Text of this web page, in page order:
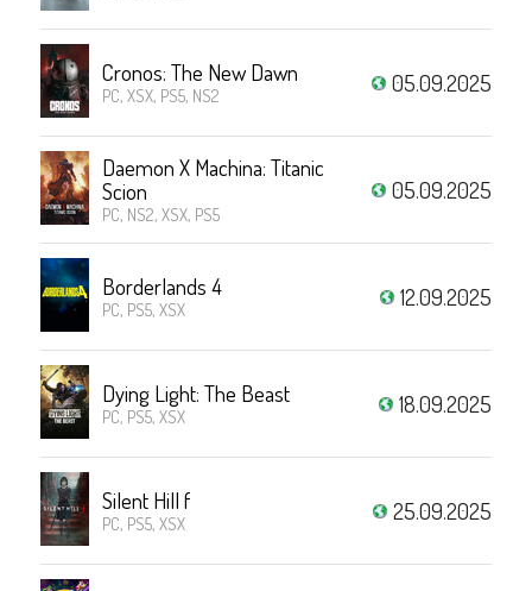
Cronos: The New Dawn
PC, XSX, PS5, NS2 05.09.2025
Daemon X Machina: Titanic
Scion
PC, NS2, XSX, PS5
05.09.2025
Borderlands 4
PC, PS5, XSX 12.09.2025
Dying Light: The Beast
PC, PS5, XSX 18.09.2025
Silent Hill f
PC, PS5, XSX 25.09.2025